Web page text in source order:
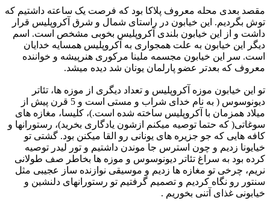
مقصد بعدی محله معروف پلاکا بود که فرصت یک ساعته داشتیم که
توش بگردیم. این خیابون در راستای شمال و شرق آکروپلیس قرار
داشت و از این خیابون بلندی آکروپلیس بخوبی مشخص است. اسم
دیگر این خیابون به علت همجواری به آکروپلیس همسایه خدایان
است. سر این خیابون مجسمه ملینا مرکوری هنرپیشه و خواننده
معروف که بعدتر عضو پارلمان یونان شد دیده میشد.
تو این خیابون موزه آکروپلیس و تعداد دیگری از موزه ها، تئاتر
دیونوسوس ( به نام خدای شراب و مستی است و 5 قرن پیش از
میلاد همزمان با آکروپلیس ساخته شده است.)، کلیسا، مغازه های
سوغاتی( که حتما توصیه میکنم ازشون یادگاری بخرید)، رستورانها و
کافه هایی که جو جزیره های یونانی رو القا میکنن بود. گشتی تو
خیایونا زدیم و چون استرس جا موندن داشتیم و تور لیدر توصیه
کرده بود به سراغ تئاتر دیونوسوس و موزه ها بخاطر صف طولانی
نریم، چرخی تو مغازه ها زدیم و موسیقی نوازنده ساز عجیبی مثل
سنتور رو نگاه کردیم و تصمیم گرفتیم تو رستورانهای دلنشین و
خیابونی غذای آتنی بخوریم .